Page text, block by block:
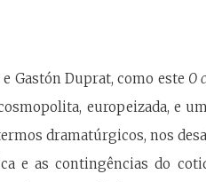
Gastón Duprat, como este O
europeizada, e
dramatúrgicos, nos
e as contingências do